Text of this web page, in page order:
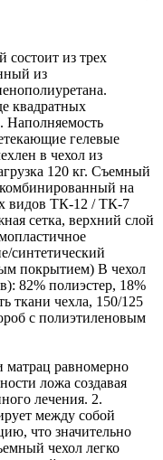
из трех
из
квадратных
Наполняемость
гелевые
в чехол из
120 кг. Съемный
на
видов ТК-12 / ТК-7
сетка, верхний слой
синтетический
покрытием) В чехол
82% полиэстер, 18%
ткани чехла, 150/125
с полиэтиленовым
матрац равномерно
ложа создавая
лечения. 2.
между собой
что значительно
чехол легко